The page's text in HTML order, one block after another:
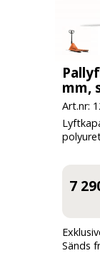
mm,
Art.nr:
7
Sänds